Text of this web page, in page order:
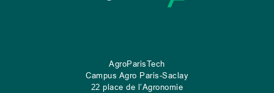
AgroParisTech
Campus Agro Paris-Saclay
22 place de l’Agronomie